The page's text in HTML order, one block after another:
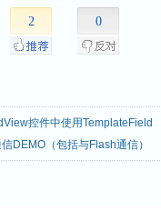
2 0
控件中使用TemplateField
DEMO（包括与Flash通信）